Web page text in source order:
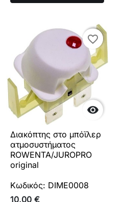

favorite_border
favorite_border
Διακόπτης στο μπόϊλερ
ατμοσυστήματος
ROWENTA/JUROPRO
original
Κωδικός: DIME0008
10,00 €